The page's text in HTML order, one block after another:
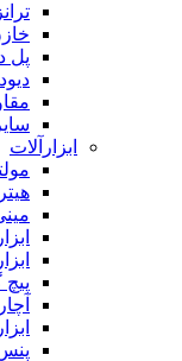
پل
دیود
ابزارآلات